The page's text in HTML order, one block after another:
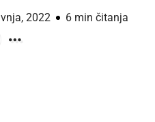
2022 6 min čitanja